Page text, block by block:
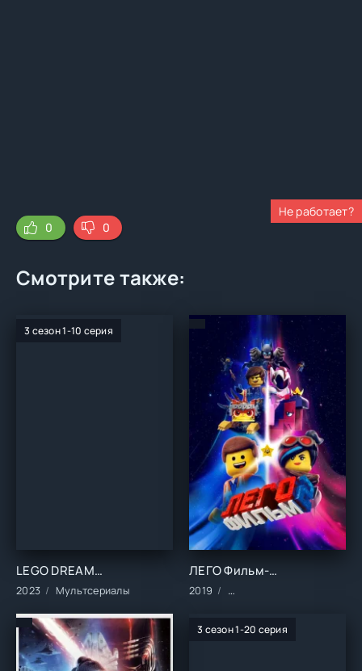
Не работает?
0
0
Смотрите также:
3 сезон 1-10 серия
LEGO DREAMZzz Испытание охотников за мечтами (1-3 сезон)
2023 Мультсериалы
ЛЕГО Фильм-2 ()
2019 Мультфильмы/
3 сезон 1-20 серия